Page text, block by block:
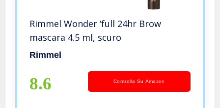
Rimmel Wonder ‘full 24hr Brow
mascara 4.5 ml, scuro
Rimmel
8.6 Controlla Su Amazon